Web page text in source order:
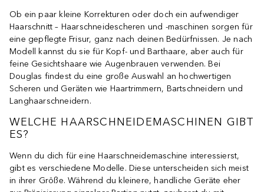
Ob ein paar kleine Korrekturen oder doch ein aufwendiger
Haarschnitt – Haarschneidescheren und -maschinen sorgen für
eine gepflegte Frisur, ganz nach deinen Bedürfnissen. Je nach
Modell kannst du sie für Kopf- und Barthaare, aber auch für
feine Gesichtshaare wie Augenbrauen verwenden. Bei
Douglas findest du eine große Auswahl an hochwertigen
Scheren und Geräten wie Haartrimmern, Bartschneidern und
Langhaarschneidern.
WELCHE HAARSCHNEIDEMASCHINEN GIBT
ES?
Wenn du dich für eine Haarschneidemaschine interessierst,
gibt es verschiedene Modelle. Diese unterscheiden sich meist
in ihrer Größe. Während du kleinere, handliche Geräte eher